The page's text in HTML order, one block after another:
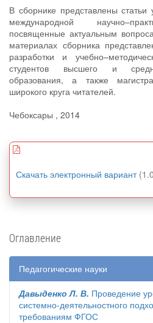
В сборнике представлены статьи
международной
посвященные актуальным
материалах сборника
разработки и
студентов высшего и
образования, а также
широкого круга читателей.
Чебоксары , 2014
Скачать электронный вариант
Оглавление
Педагогические науки
Давыденко Л. В. Проведение
системно-деятельностного
требованиям ФГОС